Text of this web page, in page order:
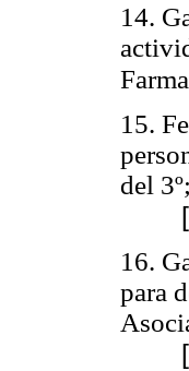
14.
15.
del
[
16.
para
[